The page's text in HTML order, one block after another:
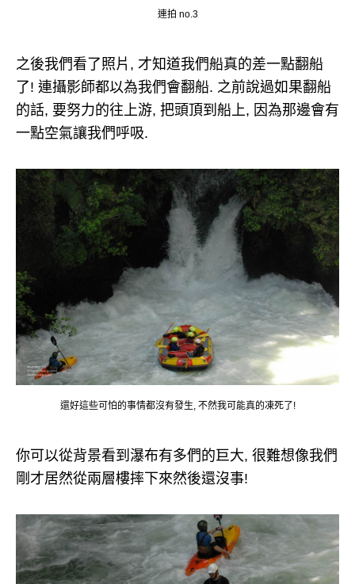
連拍 no.3
之後我們看了照片, 才知道我們船真的差一點翻船
了! 連攝影師都以為我們會翻船. 之前說過如果翻船
的話, 要努力的往上游, 把頭頂到船上, 因為那邊會有
一點空氣讓我們呼吸.
還好這些可怕的事情都沒有發生, 不然我可能真的凍死了!
你可以從背景看到瀑布有多們的巨大, 很難想像我們
剛才居然從兩層樓摔下來然後還沒事!